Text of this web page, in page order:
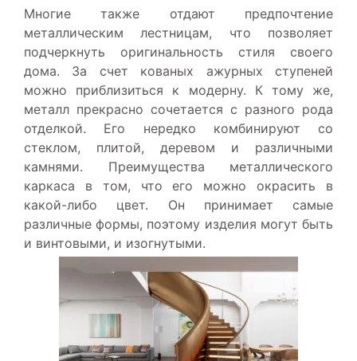
Многие также отдают предпочтение
металлическим лестницам, что позволяет
подчеркнуть оригинальность стиля своего
дома. За счет кованых ажурных ступеней
можно приблизиться к модерну. К тому же,
металл прекрасно сочетается с разного рода
отделкой. Его нередко комбинируют со
стеклом, плитой, деревом и различными
камнями. Преимущества металлического
каркаса в том, что его можно окрасить в
какой-либо цвет. Он принимает самые
различные формы, поэтому изделия могут быть
и винтовыми, и изогнутыми.